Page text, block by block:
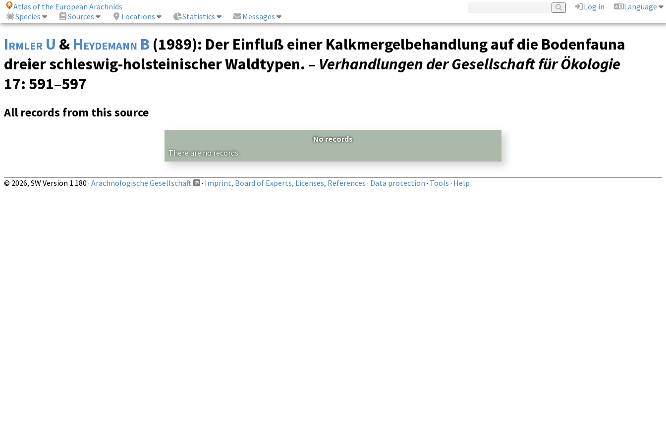
Atlas of the European Arachnids Log in
Language
Species
Sources Locations Statistics Messages
Irmler U & Heydemann B (1989): Der Einfluß einer Kalkmergelbehandlung auf die Bodenfauna
dreier schleswig-holsteinischer Waldtypen. – Verhandlungen der Gesellschaft für Ökologie
17: 591–597
All records from this source
No records
There are no records.
© 2026, SW Version 1.180 · Arachnologische Gesellschaft · Imprint, Board of Experts, Licenses, References · Data protection · Tools · Help